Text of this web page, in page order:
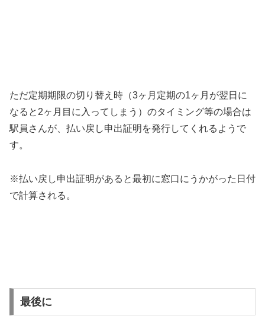
ただ定期期限の切り替え時（3ヶ月定期の1ヶ月が翌日に
なると2ヶ月目に入ってしまう）のタイミング等の場合は
駅員さんが、払い戻し申出証明を発行してくれるようで
す。
※払い戻し申出証明があると最初に窓口にうかがった日付
で計算される。
最後に